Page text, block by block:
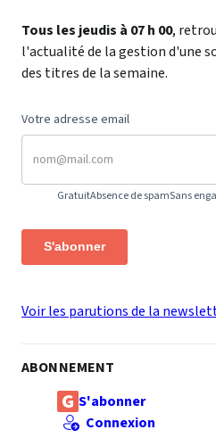
Tous les jeudis à 07 h 00,
l'actualité de la gestion d'une
des titres de la semaine.
Votre adresse email
GratuitAbsence de spamSans
S'abonner
Voir les parutions de la
ABONNEMENT
S'abonner
Connexion